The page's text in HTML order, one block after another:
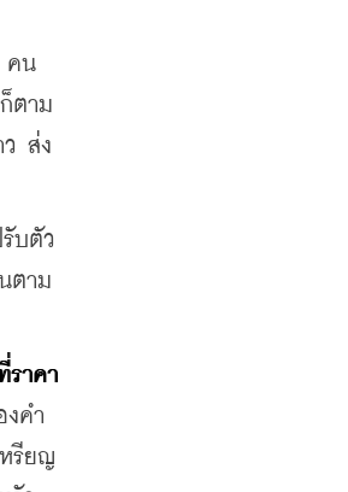
คน
ตาม
ว ส่ง
บตัว
ตาม
ราคา
งคำ
รียญ